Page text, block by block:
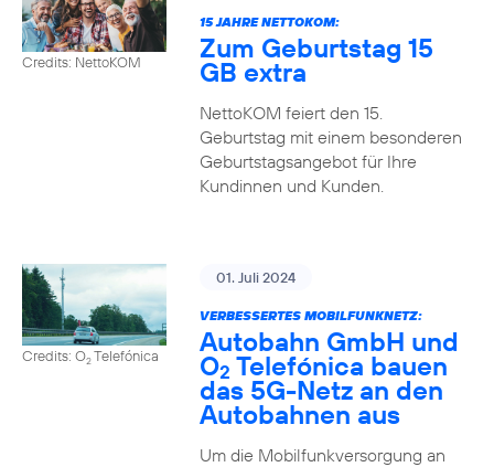
Credits: NettoKOM
15 JAHRE NETTOKOM:
Zum Geburtstag 15
GB extra
NettoKOM feiert den 15.
Geburtstag mit einem besonderen
Geburtstagsangebot für Ihre
Kundinnen und Kunden.
Credits: O2Telefónica
01. Juli 2024
VERBESSERTES MOBILFUNKNETZ:
Autobahn GmbH und
O2 Telefónica bauen
das 5G-Netz an den
Autobahnen aus
Um die Mobilfunkversorgung an